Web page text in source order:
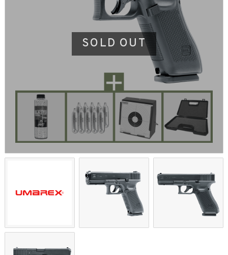
SOLD OUT